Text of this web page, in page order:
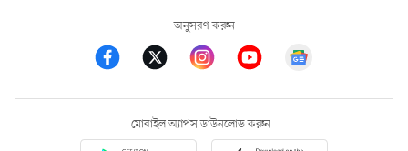
অনুসরণ করুন
মোবাইল অ্যাপস ডাউনলোড করুন